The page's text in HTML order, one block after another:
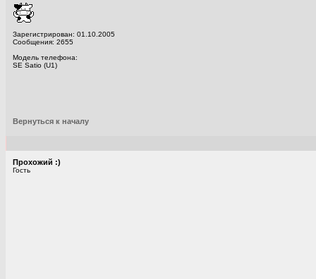
Зарегистрирован: 01.10.2005
Сообщения: 2655
Модель телефона:
SE Satio (U1)
Вернуться к началу
Прохожий :)
Гость